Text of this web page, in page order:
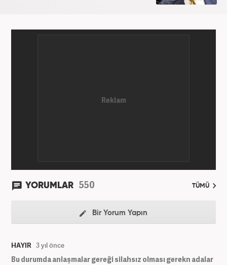
YORUMLAR 550 TÜMÜ
Bir Yorum Yapın
HAYIR 3 yıl önce
Bu durumda anlaşmalar gereği silahsız olması gerekn adalar